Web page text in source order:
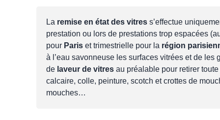
La remise en état des vitres s’effectue
prestation ou lors de prestations trop espacées
pour Paris et trimestrielle pour la région
à l’eau savonneuse les surfaces vitrées et de les
de laveur de vitres au préalable pour retirer
calcaire, colle, peinture, scotch et crottes de
mouches…